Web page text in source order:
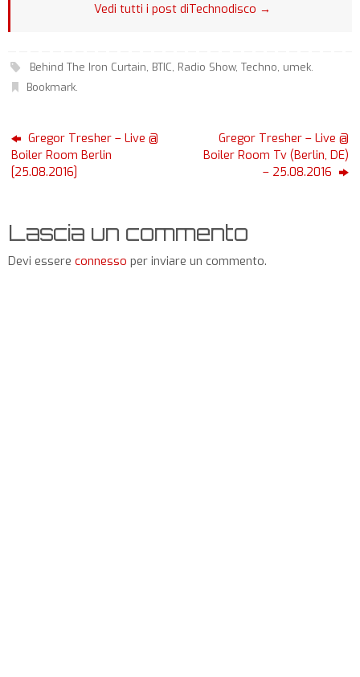
Vedi tutti i post diTechnodisco →
Behind The Iron Curtain, BTIC, Radio Show, Techno, umek.
Bookmark.
Gregor Tresher – Live @
Boiler Room Berlin
[25.08.2016]
Gregor Tresher – Live @
Boiler Room Tv (Berlin, DE)
– 25.08.2016
Lascia un commento
Devi essere connesso per inviare un commento.